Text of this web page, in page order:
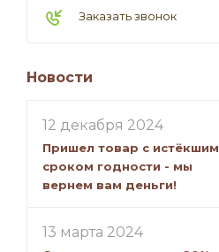
Заказать звонок
Новости
12 декабря 2024
Пришел товар с истёкшим
сроком годности - мы
вернем вам деньги!
13 марта 2024